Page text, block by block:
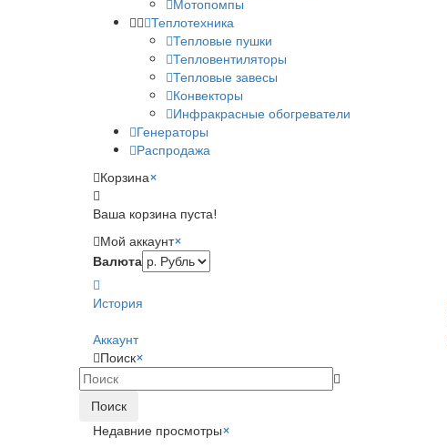
Мотопомпы
Теплотехника
Тепловые пушки
Тепловентиляторы
Тепловые завесы
Конвекторы
Инфракрасные обогреватели
Генераторы
Распродажа
Корзина×
Ваша корзина пуста!
Мой аккаунт×
Валюта
История
Аккаунт
Поиск×
Поиск
Недавние просмотры×